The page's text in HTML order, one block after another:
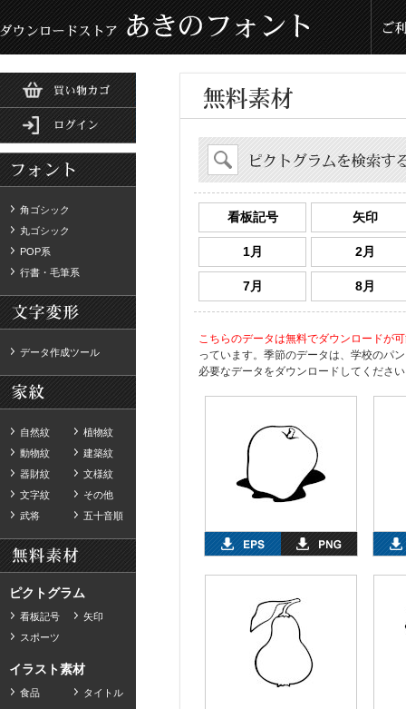
角ゴシック
丸ゴシック
POP系
行書・毛筆系
データ作成ツール
自然紋
植物紋
動物紋
建築紋
器財紋
文様紋
文字紋
その他
武将
五十音順
ピクトグラム
看板記号
矢印
スポーツ
イラスト素材
食品
タイトル
看板記号 矢印
1月 2月
7月 8月
こちらのデータは無料でダウンロードが
っています。季節のデータは、学校のパ
必要なデータをダウンロードしてくださ